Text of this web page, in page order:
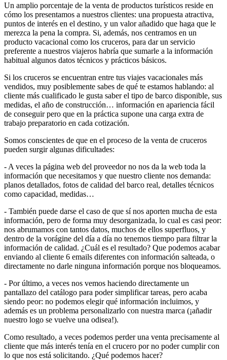
Un amplio porcentaje de la venta de productos turísticos reside en
cómo los presentamos a nuestros clientes: una propuesta atractiva,
puntos de interés en el destino, y un valor añadido que haga que le
merezca la pena la compra. Si, además, nos centramos en un
producto vacacional como los cruceros, para dar un servicio
preferente a nuestros viajeros habría que sumarle a la información
habitual algunos datos técnicos y prácticos básicos.
Si los cruceros se encuentran entre tus viajes vacacionales más
vendidos, muy posiblemente sabes de qué te estamos hablando: al
cliente más cualificado le gusta saber el tipo de barco disponible, sus
medidas, el año de construcción… información en apariencia fácil
de conseguir pero que en la práctica supone una carga extra de
trabajo preparatorio en cada cotización.
Somos conscientes de que en el proceso de la venta de cruceros
pueden surgir algunas dificultades:
- A veces la página web del proveedor no nos da la web toda la
información que necesitamos y que nuestro cliente nos demanda:
planos detallados, fotos de calidad del barco real, detalles técnicos
como capacidad, medidas…
- También puede darse el caso de que sí nos aporten mucha de esta
información, pero de forma muy desorganizada, lo cual es casi peor:
nos abrumamos con tantos datos, muchos de ellos superfluos, y
dentro de la vorágine del día a día no tenemos tiempo para filtrar la
información de calidad. ¿Cuál es el resultado? Que podemos acabar
enviando al cliente 6 emails diferentes con información salteada, o
directamente no darle ninguna información porque nos bloqueamos.
- Por último, a veces nos vemos haciendo directamente un
pantallazo del catálogo para poder simplificar tareas, pero acaba
siendo peor: no podemos elegir qué información incluimos, y
además es un problema personalizarlo con nuestra marca (¡añadir
nuestro logo se vuelve una odisea!).
Como resultado, a veces podemos perder una venta precisamente al
cliente que más interés tenía en el crucero por no poder cumplir con
lo que nos está solicitando. ¿Qué podemos hacer?